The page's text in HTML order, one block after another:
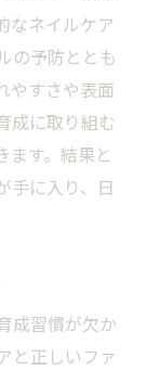
なネイルケア
の予防ととも
やすさや表面
成に取り組む
ます。結果と
手に入り、日
成習慣が欠か
と正しいファ